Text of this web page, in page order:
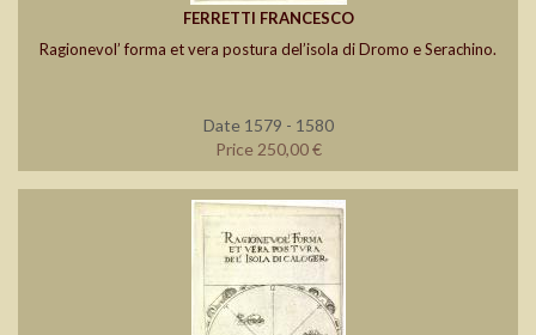
FERRETTI FRANCESCO
Ragionevol’ forma et vera postura del’isola di Dromo e Serachino.
Date 1579 - 1580
Price 250,00 €